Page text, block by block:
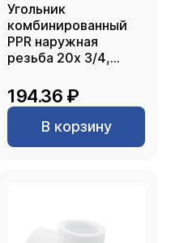
Угольник
комбинированный
PPR наружная
резьба 20х 3/4,
194.36 ₽
В корзину